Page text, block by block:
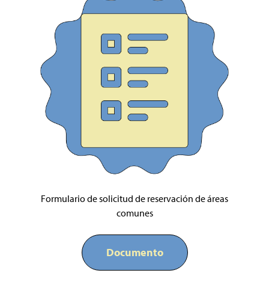
Formulario de solicitud de reservación de áreas
comunes
Documento